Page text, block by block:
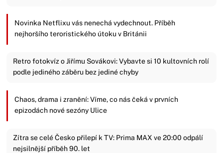
Novinka Netflixu vás nenechá vydechnout. Příběh
nejhoršího teroristického útoku v Británii
Retro fotokvíz o Jiřímu Sovákovi: Vybavte si 10 kultovních rolí
podle jediného záběru bez jediné chyby
Chaos, drama i zranění: Víme, co nás čeká v prvních
epizodách nové sezóny Ulice
Zítra se celé Česko přilepí k TV: Prima MAX ve 20:00 odpálí
nejsilnější příběh 90. let